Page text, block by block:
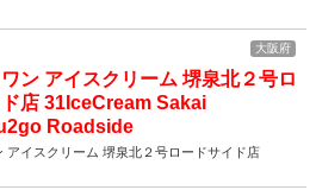
大阪府
ン アイスクリーム 堺泉北２号ロ
店 31IceCream Sakai
Roadside
アイスクリーム 堺泉北２号ロードサイド店